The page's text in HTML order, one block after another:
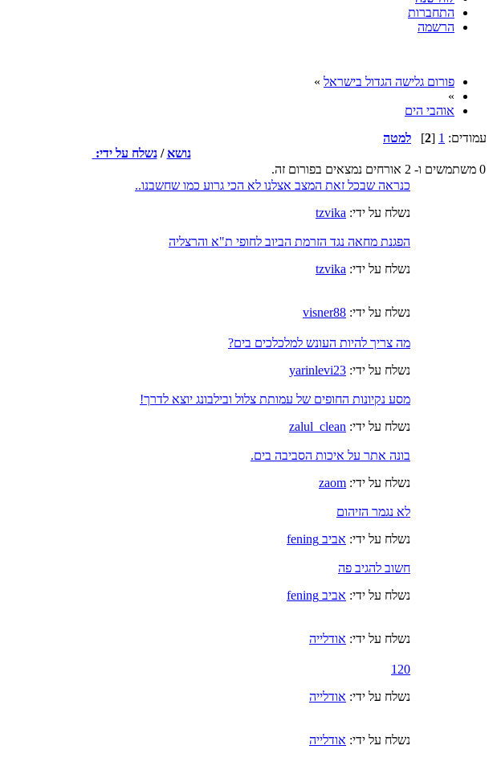
התחברות
הרשמה
פורום גלישה הגדול בישראל »
»
אוהבי הים
עמודים: 1
[
2
] למטה
נושא /נשלח על ידי:
0 משתמשים ו- 2 אורחים נמצאים בפורום זה.
כנראה שבכל זאת המצב אצלנו לא הכי גרוע כמו שחשבנו..
נשלח על ידי: tzvika
הפגנת מחאה נגד הזרמת הביוב לחופי ת"א והרצליה
נשלח על ידי: tzvika
נשלח על ידי: visner88
מה צריך להיות העונש למלכלכים בים?
נשלח על ידי: yarinlevi23
מסע נקיונות החופים של עמותת צלול ובילבונג יוצא לדרך!
נשלח על ידי: zalul_clean
בונה אתר על איכות הסביבה בים.
נשלח על ידי: zaom
לא נגמר הזיהום
נשלח על ידי: אביב fening
חשוב להגיב פה
נשלח על ידי: אביב fening
נשלח על ידי: אודלייה
120
נשלח על ידי: אודלייה
נשלח על ידי: אודלייה